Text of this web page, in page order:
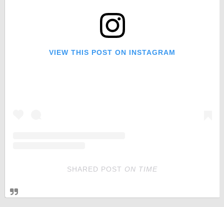
VIEW THIS POST ON INSTAGRAM
SHARED POST ON TIME